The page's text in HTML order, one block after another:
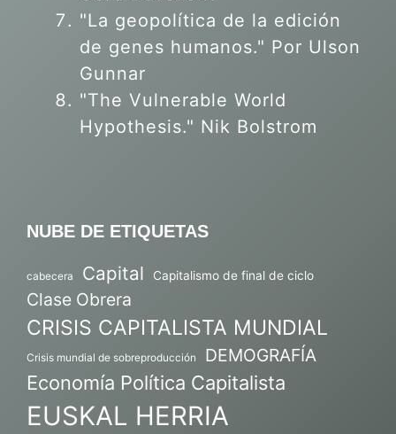
"La geopolítica de la edición
de genes humanos." Por Ulson
Gunnar
"The Vulnerable World
Hypothesis." Nik Bolstrom
NUBE DE ETIQUETAS
cabecera Capital Capitalismo de final de ciclo
Clase Obrera
CRISIS CAPITALISTA MUNDIAL
Crisis mundial de sobreproducción DEMOGRAFÍA
Economía Política Capitalista
EUSKAL HERRIA